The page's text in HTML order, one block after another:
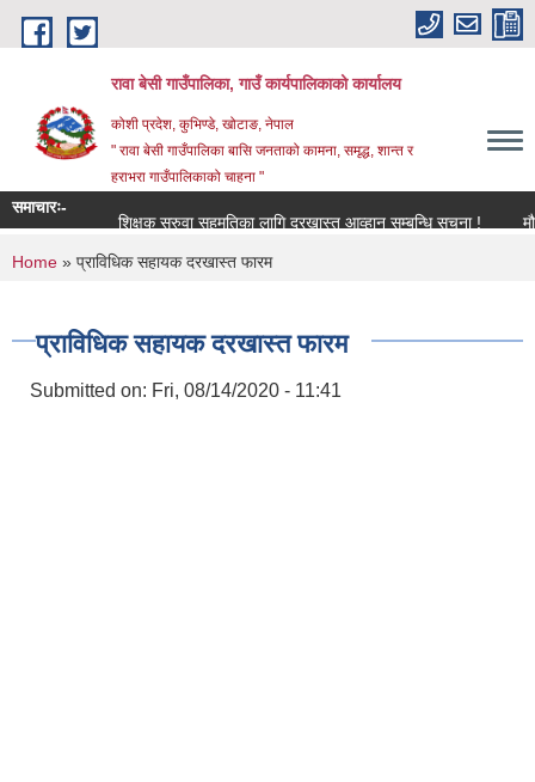
Skip to main content
रावा बेसी गाउँपालिका, गाउँ कार्यपालिकाको कार्यालय
कोशी प्रदेश, कुभिण्डे, खोटाङ, नेपाल
" रावा बेसी गाउँपालिका बासि जनताको कामना, समृद्ध, शान्त र
हराभरा गाउँपालिकाको चाहना "
समाचारः-
शिक्षक सरुवा सहमतिका लागि दरखास्त आव्हान सम्बन्धि सूचना !
You are here
Home » प्राविधिक सहायक दरखास्त फारम
प्राविधिक सहायक दरखास्त फारम
Submitted on: Fri, 08/14/2020 - 11:41